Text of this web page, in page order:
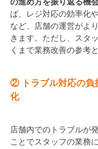
の進め方を振り返る機
ば、レジ対応の効率化
など、店舗の運営がよ
きます。ただし、スタ
くまで業務改善の参考
② トラブル対応の負
化
店舗内でのトラブルが
ことでスタッフの業務